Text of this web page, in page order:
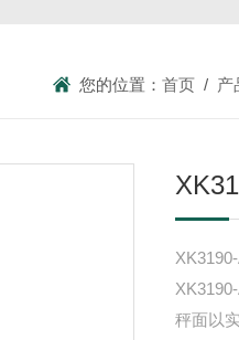
您的位置： 首页 / 产
秤面以